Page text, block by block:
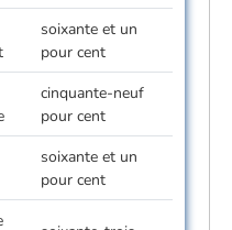
soixante et un
pour cent
cinquante-neuf
pour cent
soixante et un
pour cent